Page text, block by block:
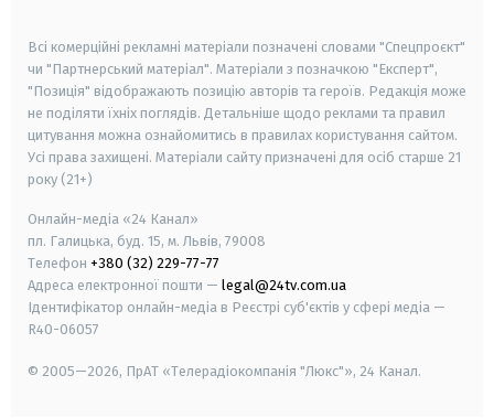
Всі комерційні рекламні матеріали позначені словами "Спецпроєкт"
чи "Партнерський матеріал". Матеріали з позначкою "Експерт",
"Позиція" відображають позицію авторів та героїв. Редакція може
не поділяти їхніх поглядів. Детальніше щодо реклами та правил
цитування можна ознайомитись в правилах користування сайтом.
Усі права захищені. Матеріали сайту призначені для осіб старше 21
року (21+)
Онлайн-медіа «24 Канал»
пл. Галицька, буд. 15, м. Львів, 79008
Телефон +380 (32) 229-77-77
Адреса електронної пошти — legal@24tv.com.ua
Ідентифікатор онлайн-медіа в Реєстрі суб'єктів у сфері медіа —
R40-06057
© 2005—2026, ПрАТ «Телерадіокомпанія "Люкс"», 24 Канал.